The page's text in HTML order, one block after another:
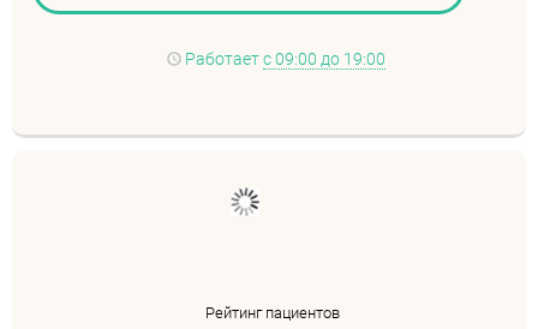
Работает с 09:00 до 19:00
Рейтинг пациентов